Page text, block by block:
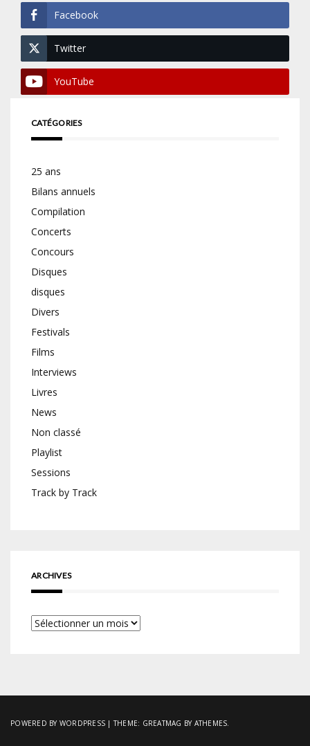
Facebook
Twitter
YouTube
CATÉGORIES
25 ans
Bilans annuels
Compilation
Concerts
Concours
Disques
disques
Divers
Festivals
Films
Interviews
Livres
News
Non classé
Playlist
Sessions
Track by Track
ARCHIVES
Archives
POWERED BY WORDPRESS |THEME: GREATMAG BY ATHEMES.